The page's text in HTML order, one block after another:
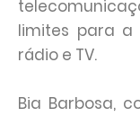
limites para a
rádio e TV.
Bia Barbosa,